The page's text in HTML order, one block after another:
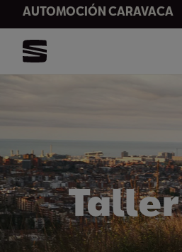
AUTOMOCIÓN CARAVACA
Taller